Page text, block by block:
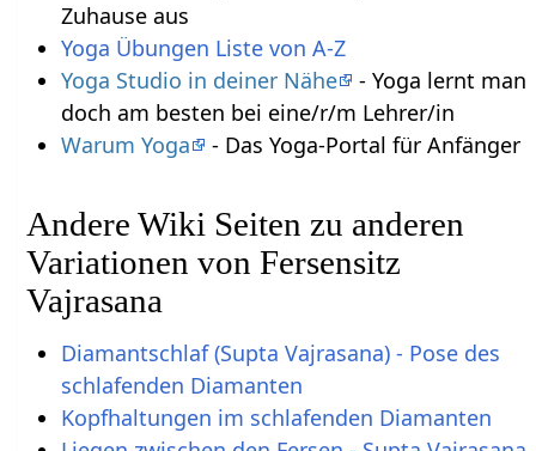
Zuhause aus
Yoga Übungen Liste von A-Z
Yoga Studio in deiner Nähe
- Yoga lernt man
doch am besten bei eine/r/m Lehrer/in
Warum Yoga
- Das Yoga-Portal für Anfänger
Andere Wiki Seiten zu anderen
Variationen von Fersensitz
Vajrasana
Diamantschlaf (Supta Vajrasana) - Pose des
schlafenden Diamanten
Kopfhaltungen im schlafenden Diamanten